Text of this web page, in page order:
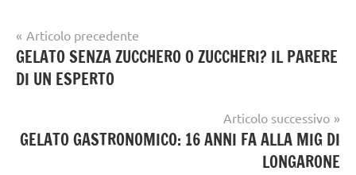
GELATO
ARTIGIANALE
Navigazione
articoli
Articolo precedente
GELATO SENZA ZUCCHERO O ZUCCHERI? IL PARERE
DI UN ESPERTO
Articolo successivo
GELATO GASTRONOMICO: 16 ANNI FA ALLA MIG DI
LONGARONE